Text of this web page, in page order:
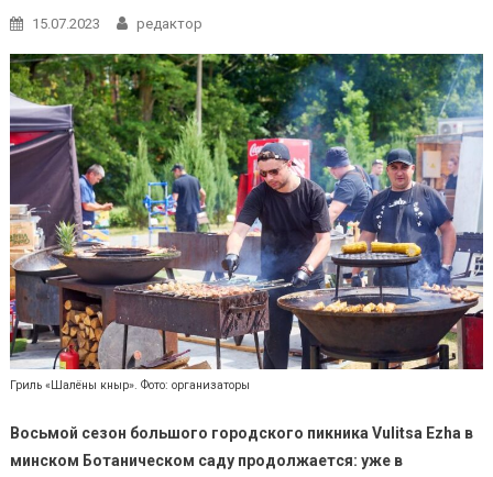
15.07.2023 редактор
Гриль «Шалёны кныр». Фото: организаторы
Восьмой сезон большого городского пикника Vulitsa Ezha в
минском Ботаническом саду продолжается: уже в